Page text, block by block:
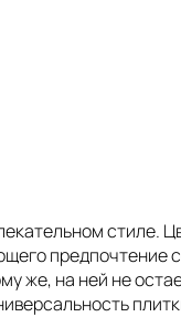
стиле.
предпочтение
же, на ней не